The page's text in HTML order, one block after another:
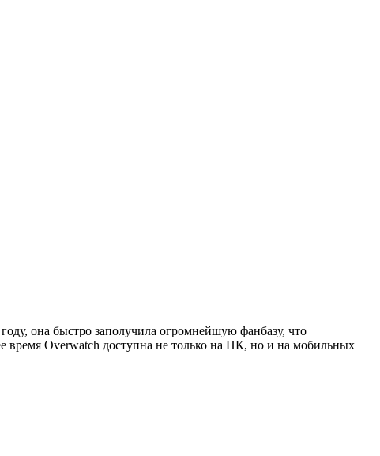
она быстро заполучила огромнейшую фанбазу, что
время Overwatch доступна не только на ПК, но и на мобильных